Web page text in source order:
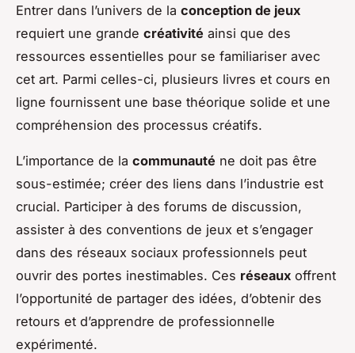
Entrer dans l’univers de la conception de jeux
requiert une grande créativité ainsi que des
ressources essentielles pour se familiariser avec
cet art. Parmi celles-ci, plusieurs livres et cours en
ligne fournissent une base théorique solide et une
compréhension des processus créatifs.
L’importance de la communauté ne doit pas être
sous-estimée; créer des liens dans l’industrie est
crucial. Participer à des forums de discussion,
assister à des conventions de jeux et s’engager
dans des réseaux sociaux professionnels peut
ouvrir des portes inestimables. Ces réseaux offrent
l’opportunité de partager des idées, d’obtenir des
retours et d’apprendre de professionnelle
expérimenté.